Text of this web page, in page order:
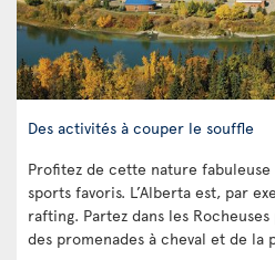
Des activités à couper le souffle
Profitez de cette nature
sports favoris. L’Alberta est, par
rafting. Partez dans les
des promenades à cheval et de la